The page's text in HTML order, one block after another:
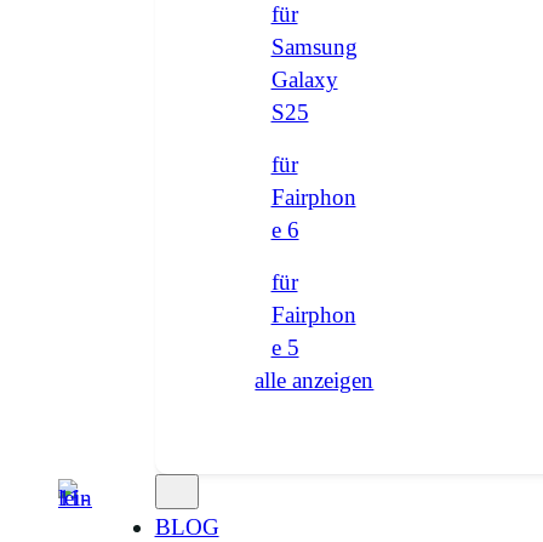
für
Samsung
Galaxy
S25
für
Fairphon
e 6
für
Fairphon
e 5
alle anzeigen
BLOG